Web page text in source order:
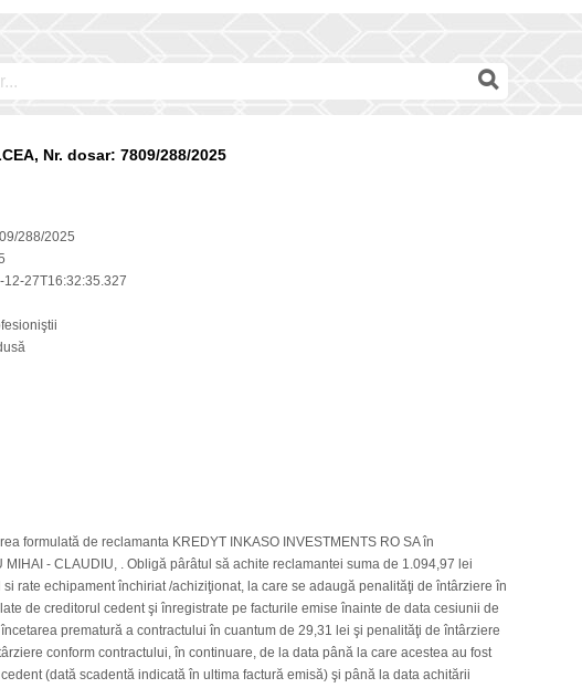
Nr. dosar: 7809/288/2025
288/2025
12-27T16:32:35.327
formulată de reclamanta KREDYT INKASO INVESTMENTS RO SA în
- CLAUDIU, . Obligă pârâtul să achite reclamantei suma de 1.094,97 lei
rate echipament închiriat /achiziţionat, la care se adaugă penalităţi de întârziere în
de creditorul cedent şi înregistrate pe facturile emise înainte de data cesiunii de
prematură a contractului în cuantum de 29,31 lei şi penalităţi de întârziere
conform contractului, în continuare, de la data până la care acestea au fost
(dată scadentă indicată în ultima factură emisă) şi până la data achitării